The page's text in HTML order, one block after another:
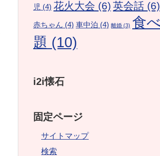
児 (4) 花火大会 (6) 英会話 (6)
赤ちゃん (4) 車中泊 (4) 離婚 (3) 食
題 (10)
i2i懐石
固定ページ
サイトマップ
検索